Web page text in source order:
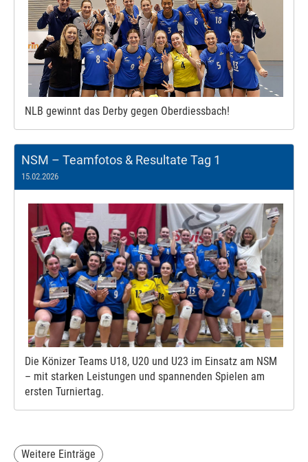
NLB gewinnt das Derby gegen Oberdiessbach!
NSM – Teamfotos & Resultate Tag 1
15.02.2026
Die Könizer Teams U18, U20 und U23 im Einsatz am NSM
– mit starken Leistungen und spannenden Spielen am
ersten Turniertag.
Weitere Einträge